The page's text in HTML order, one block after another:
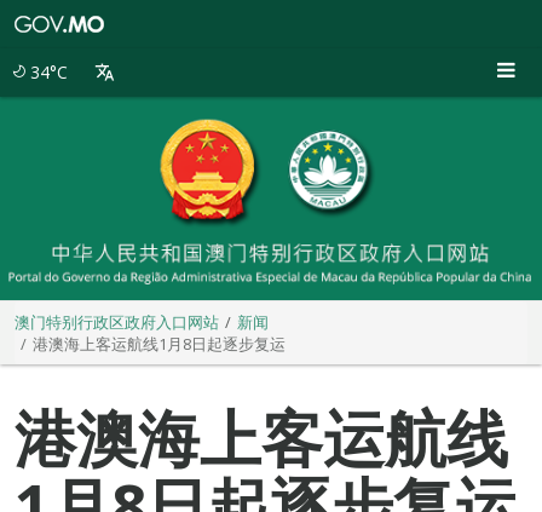
34°C
澳门特别行政区政府入口网站
新闻
港澳海上客运航线1月8日起逐步复运
港澳海上客运航线